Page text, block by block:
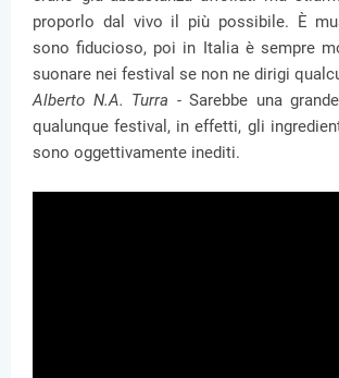
proporlo dal vivo il più possibile. È
sono fiducioso, poi in Italia è sempre
suonare nei festival se non ne dirigi
Alberto N.A. Turra -Sarebbe una
qualunque festival, in effetti, gli
sono oggettivamente inediti.